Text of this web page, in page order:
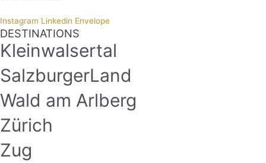
Instagram Linkedin Envelope
DESTINATIONS
Kleinwalsertal
SalzburgerLand
Wald am Arlberg
Zürich
Zug